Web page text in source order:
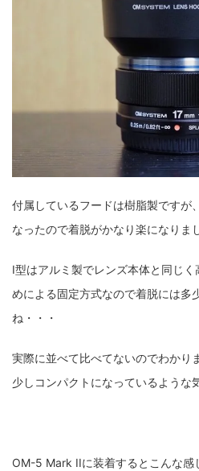
付属しているフードは樹脂製ですが
なったので着脱がかなり楽になりま
I型はアルミ製でレンズ本体と同じ
めによる固定方式なので着脱には多
ね・・・
実際に並べて比べてないのでわかり
少しコンパクトになっているような
OM-5 Mark IIに装着するとこんな感